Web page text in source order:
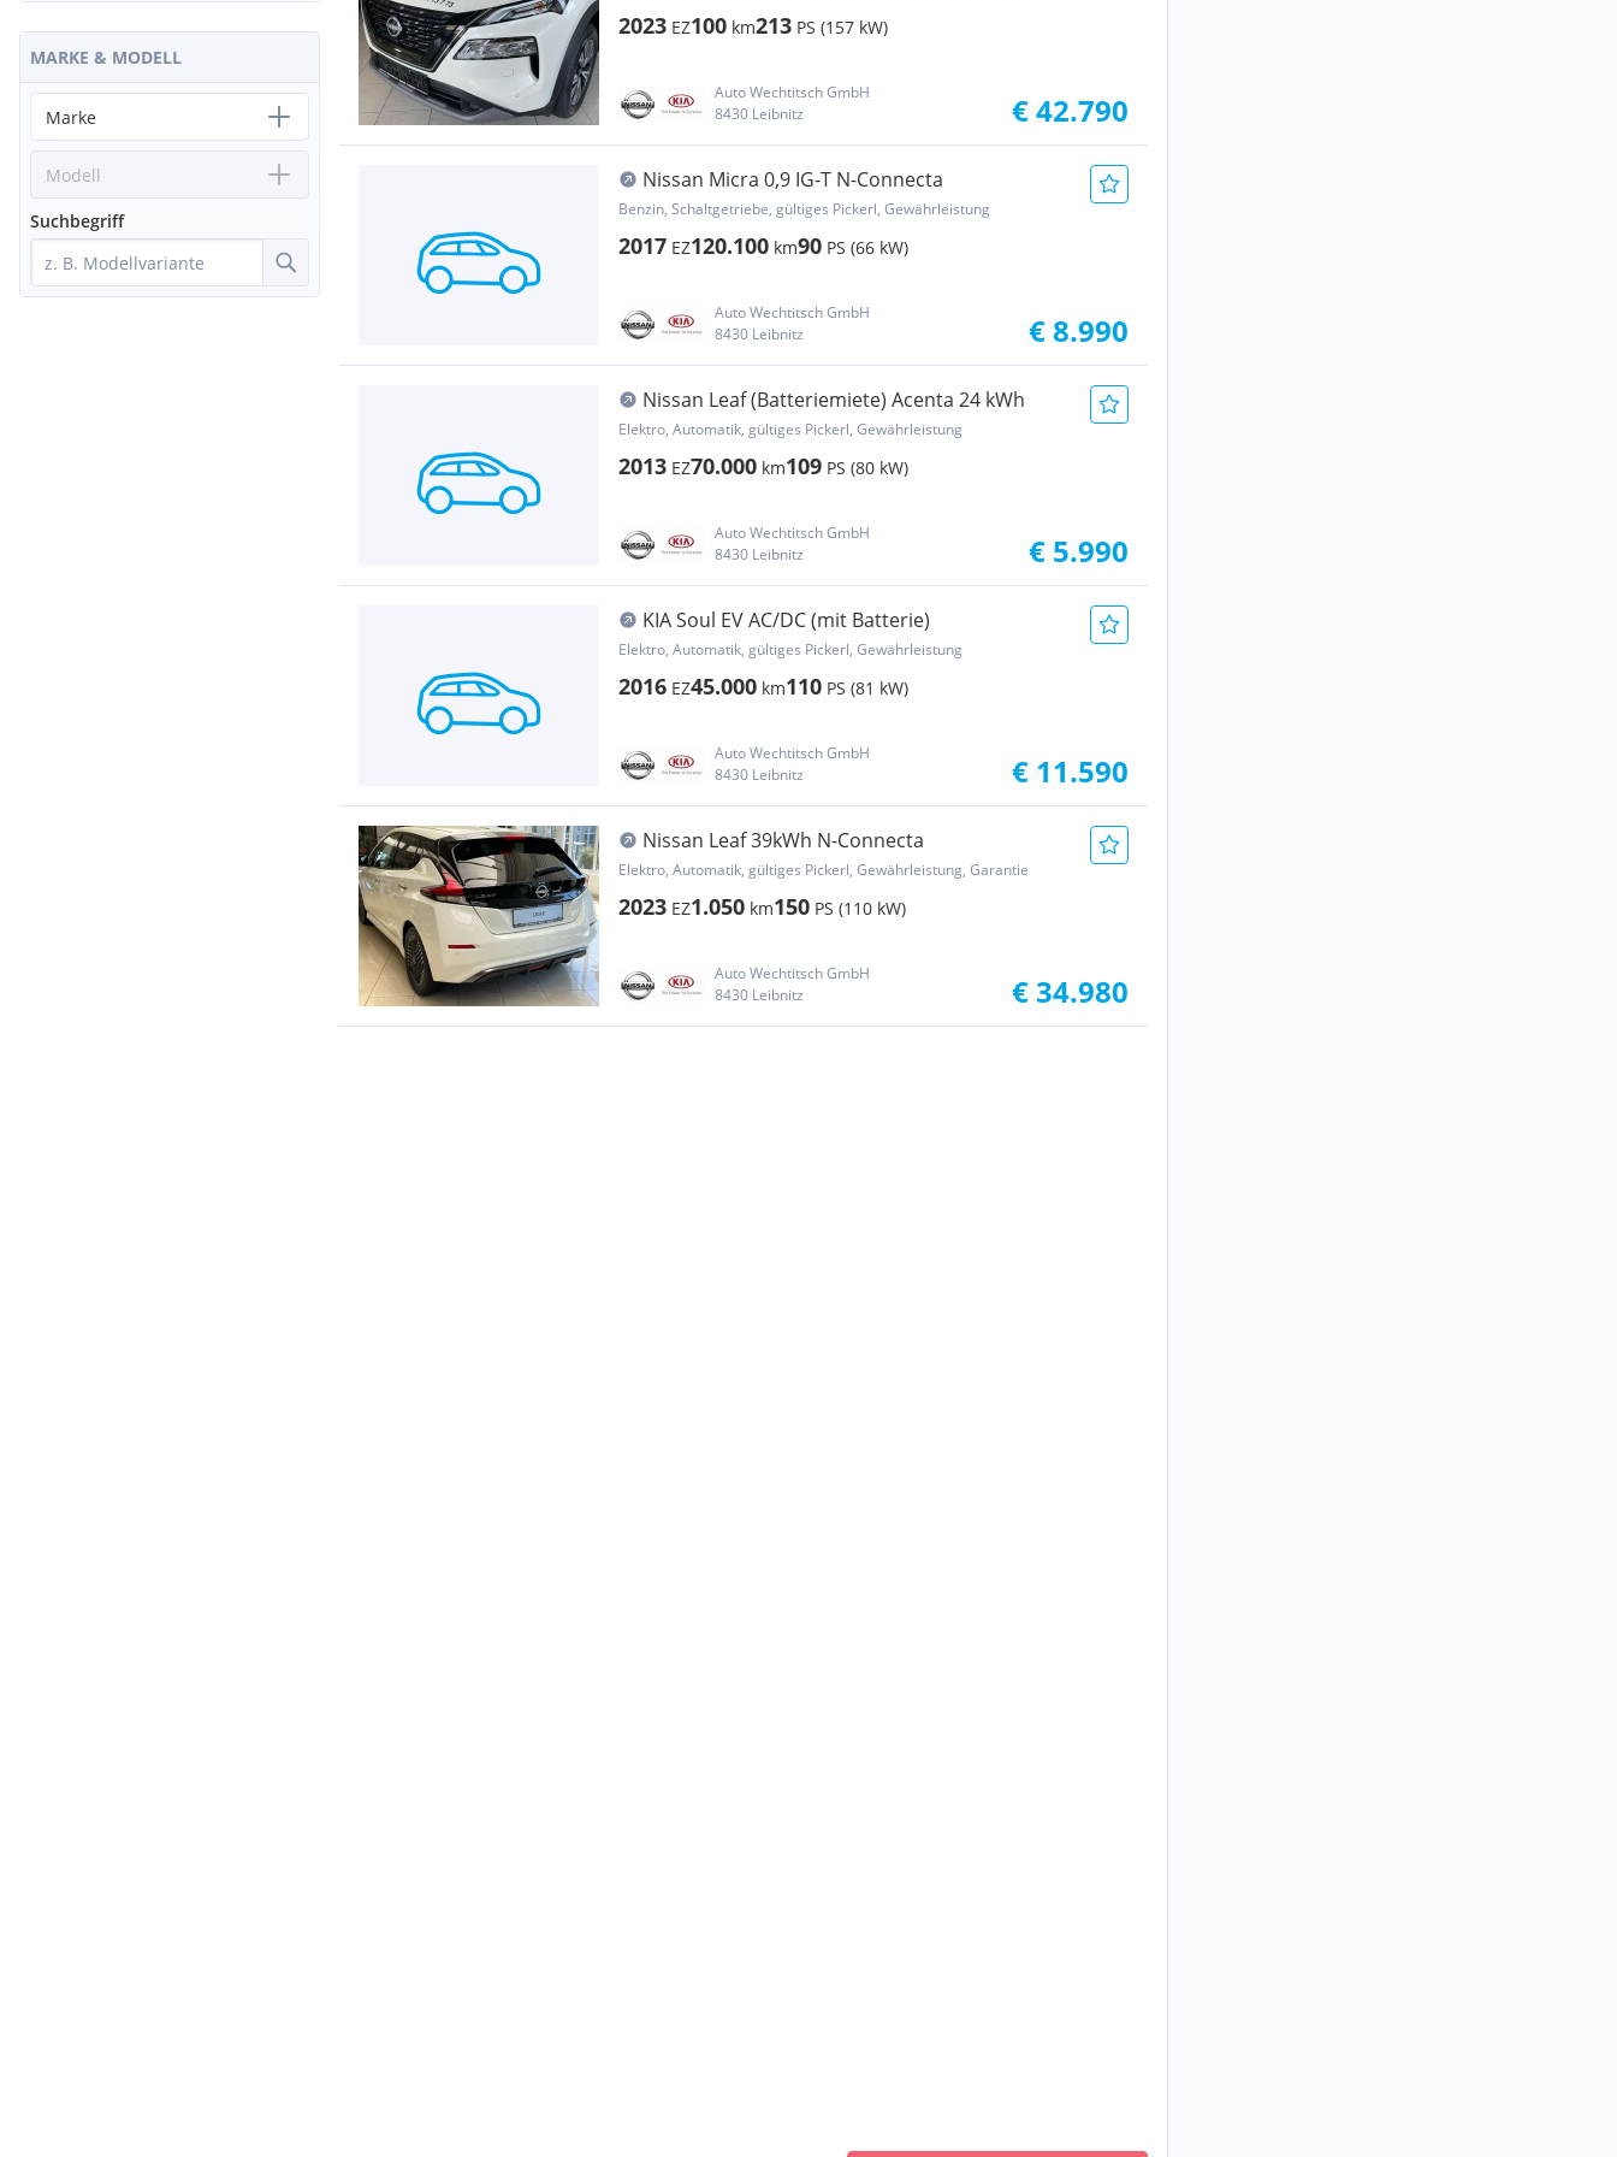
2023 EZ100 km213 PS (157 kW)
Auto Wechtitsch GmbH
8430 Leibnitz
€ 42.790
Nissan Micra 0,9 IG-T N-Connecta
Benzin, Schaltgetriebe, gültiges Pickerl, Gewährleistung
2017 EZ120.100 km90 PS (66 kW)
Auto Wechtitsch GmbH
8430 Leibnitz
€ 8.990
Nissan Leaf (Batteriemiete) Acenta 24 kWh
Elektro, Automatik, gültiges Pickerl, Gewährleistung
2013 EZ70.000 km109 PS (80 kW)
Auto Wechtitsch GmbH
8430 Leibnitz
€ 5.990
KIA Soul EV AC/DC (mit Batterie)
Elektro, Automatik, gültiges Pickerl, Gewährleistung
2016 EZ45.000 km110 PS (81 kW)
Auto Wechtitsch GmbH
8430 Leibnitz
€ 11.590
Nissan Leaf 39kWh N-Connecta
Elektro, Automatik, gültiges Pickerl, Gewährleistung, Garantie
2023 EZ1.050 km150 PS (110 kW)
Auto Wechtitsch GmbH
8430 Leibnitz
€ 34.980
MARKE & MODELL
Marke
Modell
Suchbegriff